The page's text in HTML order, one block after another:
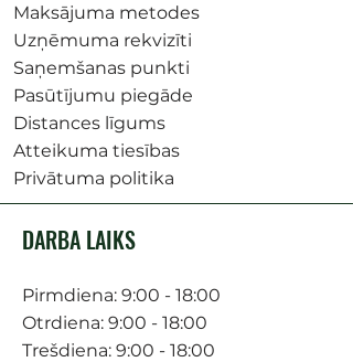
Maksājuma metodes
Uzņēmuma rekvizīti
Saņemšanas punkti
Pasūtījumu piegāde
Distances līgums
Atteikuma tiesības
Privātuma politika
DARBA LAIKS
Pirmdiena: 9:00 - 18:00
Otrdiena: 9:00 - 18:00
Trešdiena: 9:00 - 18:00